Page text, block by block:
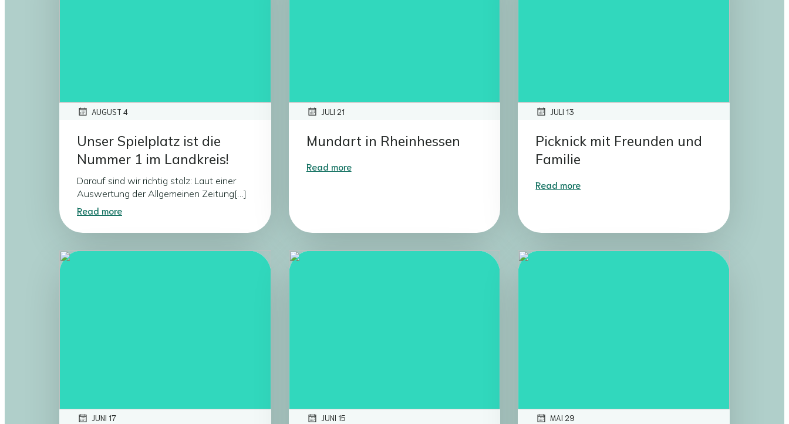
AUGUST 4
Unser Spielplatz ist die
Nummer 1 im Landkreis!
Darauf sind wir richtig stolz: Laut einer
Auswertung der Allgemeinen Zeitung[…]
Read more
JULI 21
Mundart in Rheinhessen
Read more
JULI 13
Picknick mit Freunden und
Familie
Read more
JUNI 17 JUNI 15 MAI 29